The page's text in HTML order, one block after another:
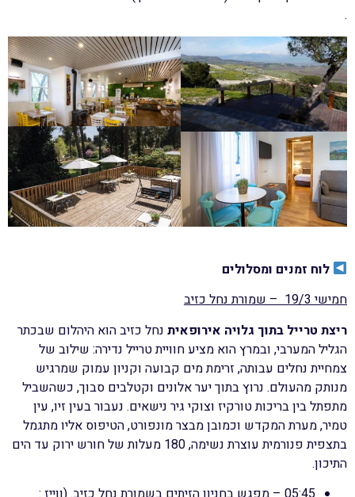
.
לוח זמנים ומסלולים
חמישי 19/3 – שמורת נחל כזיב
ריצת טרייל בתוך גלויה אירופאית נחל כזיב הוא היהלום שבכתר
הגליל המערבי, ובמרץ הוא מציע חוויית טרייל נדירה: שילוב של
צמחיית נחלים עבותה, זרימת מים קבועה וקניון עמוק שמרגיש
מנותק מהעולם. נרוץ בתוך יער אלונים וקטלבים סבוך, כשהשביל
מתפתל בין בריכות טורקיז וצוקי גיר נישאים. נעבור בעין זיו, עין
טמיר, מערת המקדש וכמובן מבצר מונפורט, הטיפוס אליו מתגמל
בתצפית פנורמית עוצרת נשימה, 180 מעלות של חורש ירוק עד הים
התיכון.